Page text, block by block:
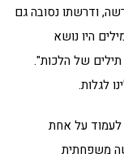
ודרשתו נסובה גם
היו נושא
של הלכות".
לגלות.
לעמוד על אחת
משפחתית